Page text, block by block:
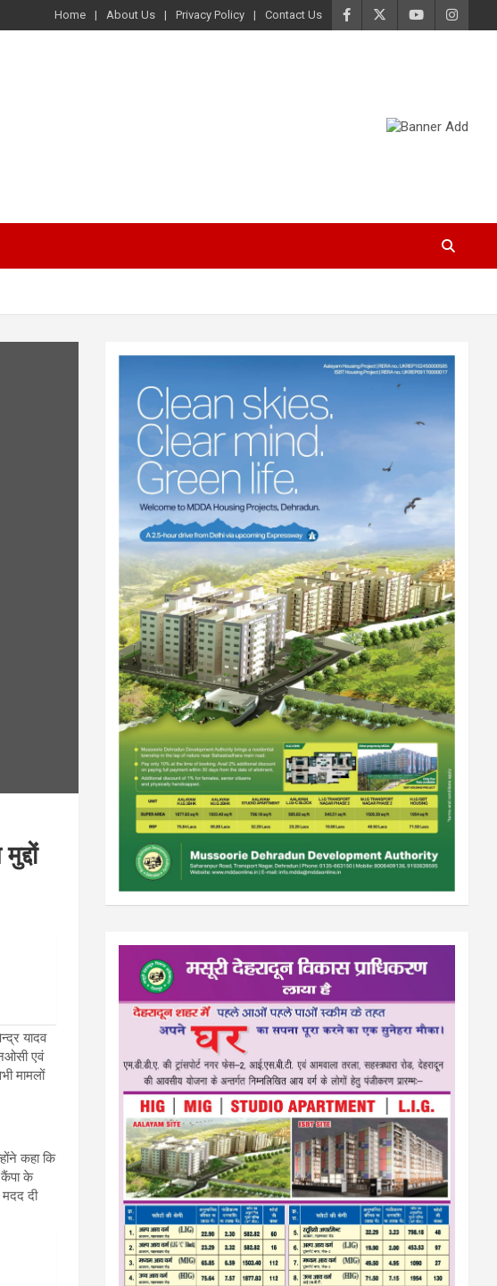
Home About Us Privacy Policy Contact Us
यादव
एवं
मामलों
कहा कि
कैंपा के
दी